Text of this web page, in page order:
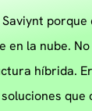
Saviynt
en la nube.
híbrida.
que